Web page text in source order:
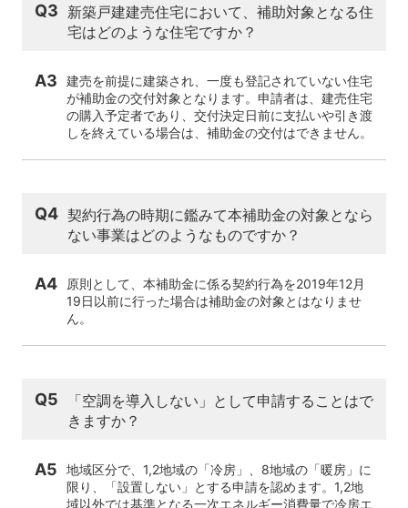
Q3 新築戸建建売住宅において、補助対象となる住
宅はどのような住宅ですか？
A3
建売を前提に建築され、一度も登記されていない住宅
が補助金の交付対象となります。申請者は、建売住宅
の購入予定者であり、交付決定日前に支払いや引き渡
しを終えている場合は、補助金の交付はできません。
Q4 契約行為の時期に鑑みて本補助金の対象となら
ない事業はどのようなものですか？
A4
原則として、本補助金に係る契約行為を2019年12月
19日以前に行った場合は補助金の対象とはなりませ
ん。
Q5
「空調を導入しない」として申請することはで
きますか？
A5
地域区分で、1,2地域の「冷房」、8地域の「暖房」に
限り、「設置しない」とする申請を認めます。1,2地
域以外では基準となる一次エネルギー消費量で冷房エ